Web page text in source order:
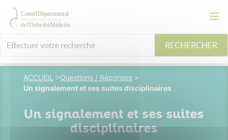
RECHERCHER
ACCUEIL >Questions / Réponses >
Un signalement et ses suites disciplinaires
Un signalement et ses suites
disciplinaires